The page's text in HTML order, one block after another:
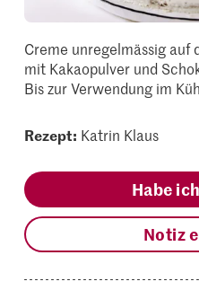
Creme unregelmässig auf
mit Kakaopulver und
Bis zur Verwendung im
Rezept: Katrin Klaus
Habe
Notiz